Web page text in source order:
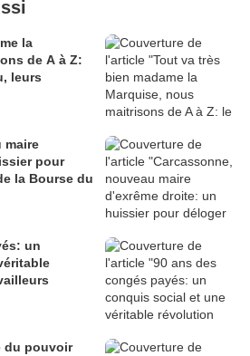
la
de A à Z:
leurs
maire
pour
la Bourse du
un
du pouvoir